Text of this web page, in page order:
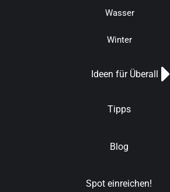
Wasser
Winter
Ideen für Überall
Tipps
Blog
Spot einreichen!